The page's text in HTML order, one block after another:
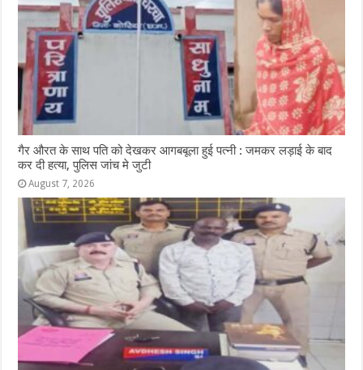
गैर औरत के साथ पति को देखकर आगबबूला हुई पत्नी : जमकर लड़ाई के बाद
कर दी हत्या, पुलिस जांच मे जुटी
August 7, 2026